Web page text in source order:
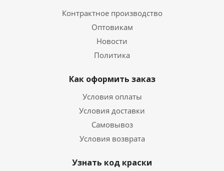
Контрактное производство
Оптовикам
Новости
Политика
Как оформить заказ
Условия оплаты
Условия доставки
Самовывоз
Условия возврата
Узнать код краски